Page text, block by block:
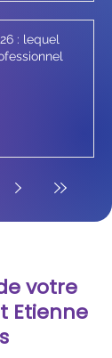
: lequel
votre
Etienne